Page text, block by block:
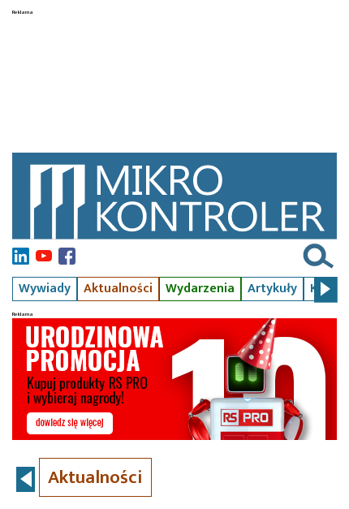
Wywiady Aktualności Wydarzenia Artykuły Kursy
Aktualności